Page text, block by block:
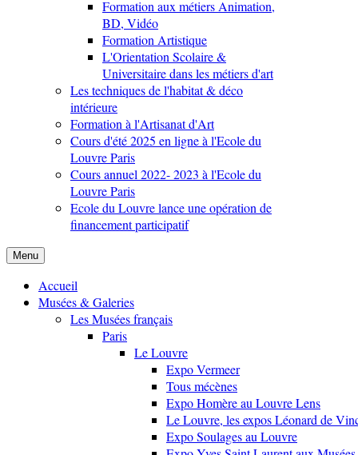
Formation aux métiers Animation,
BD, Vidéo
Formation Artistique
L'Orientation Scolaire &
Universitaire dans les métiers d'art
Les techniques de l'habitat & déco
intérieure
Formation à l'Artisanat d'Art
Cours d'été 2025 en ligne à l'Ecole du
Louvre Paris
Cours annuel 2022- 2023 à l'Ecole du
Louvre Paris
Ecole du Louvre lance une opération de
financement participatif
Menu
Accueil
Musées & Galeries
Les Musées français
Paris
Le Louvre
Expo Vermeer
Tous mécènes
Expo Homère au Louvre Lens
Le Louvre, les expos Léonard de
Expo Soulages au Louvre